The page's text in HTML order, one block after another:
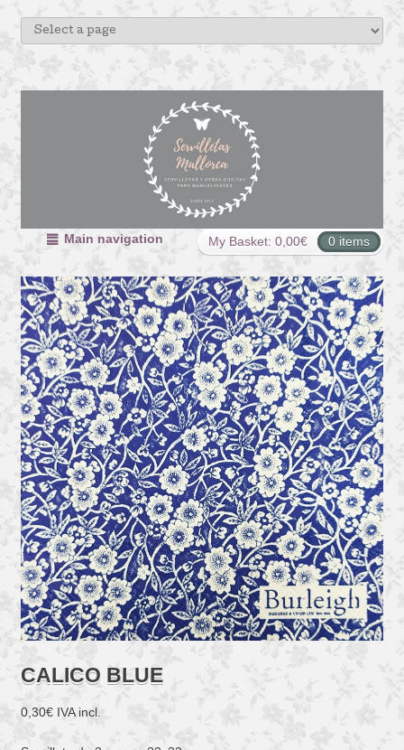
My Basket: 0,00€ 0 items
Main navigation
CALICO BLUE
0,30€ IVA incl.